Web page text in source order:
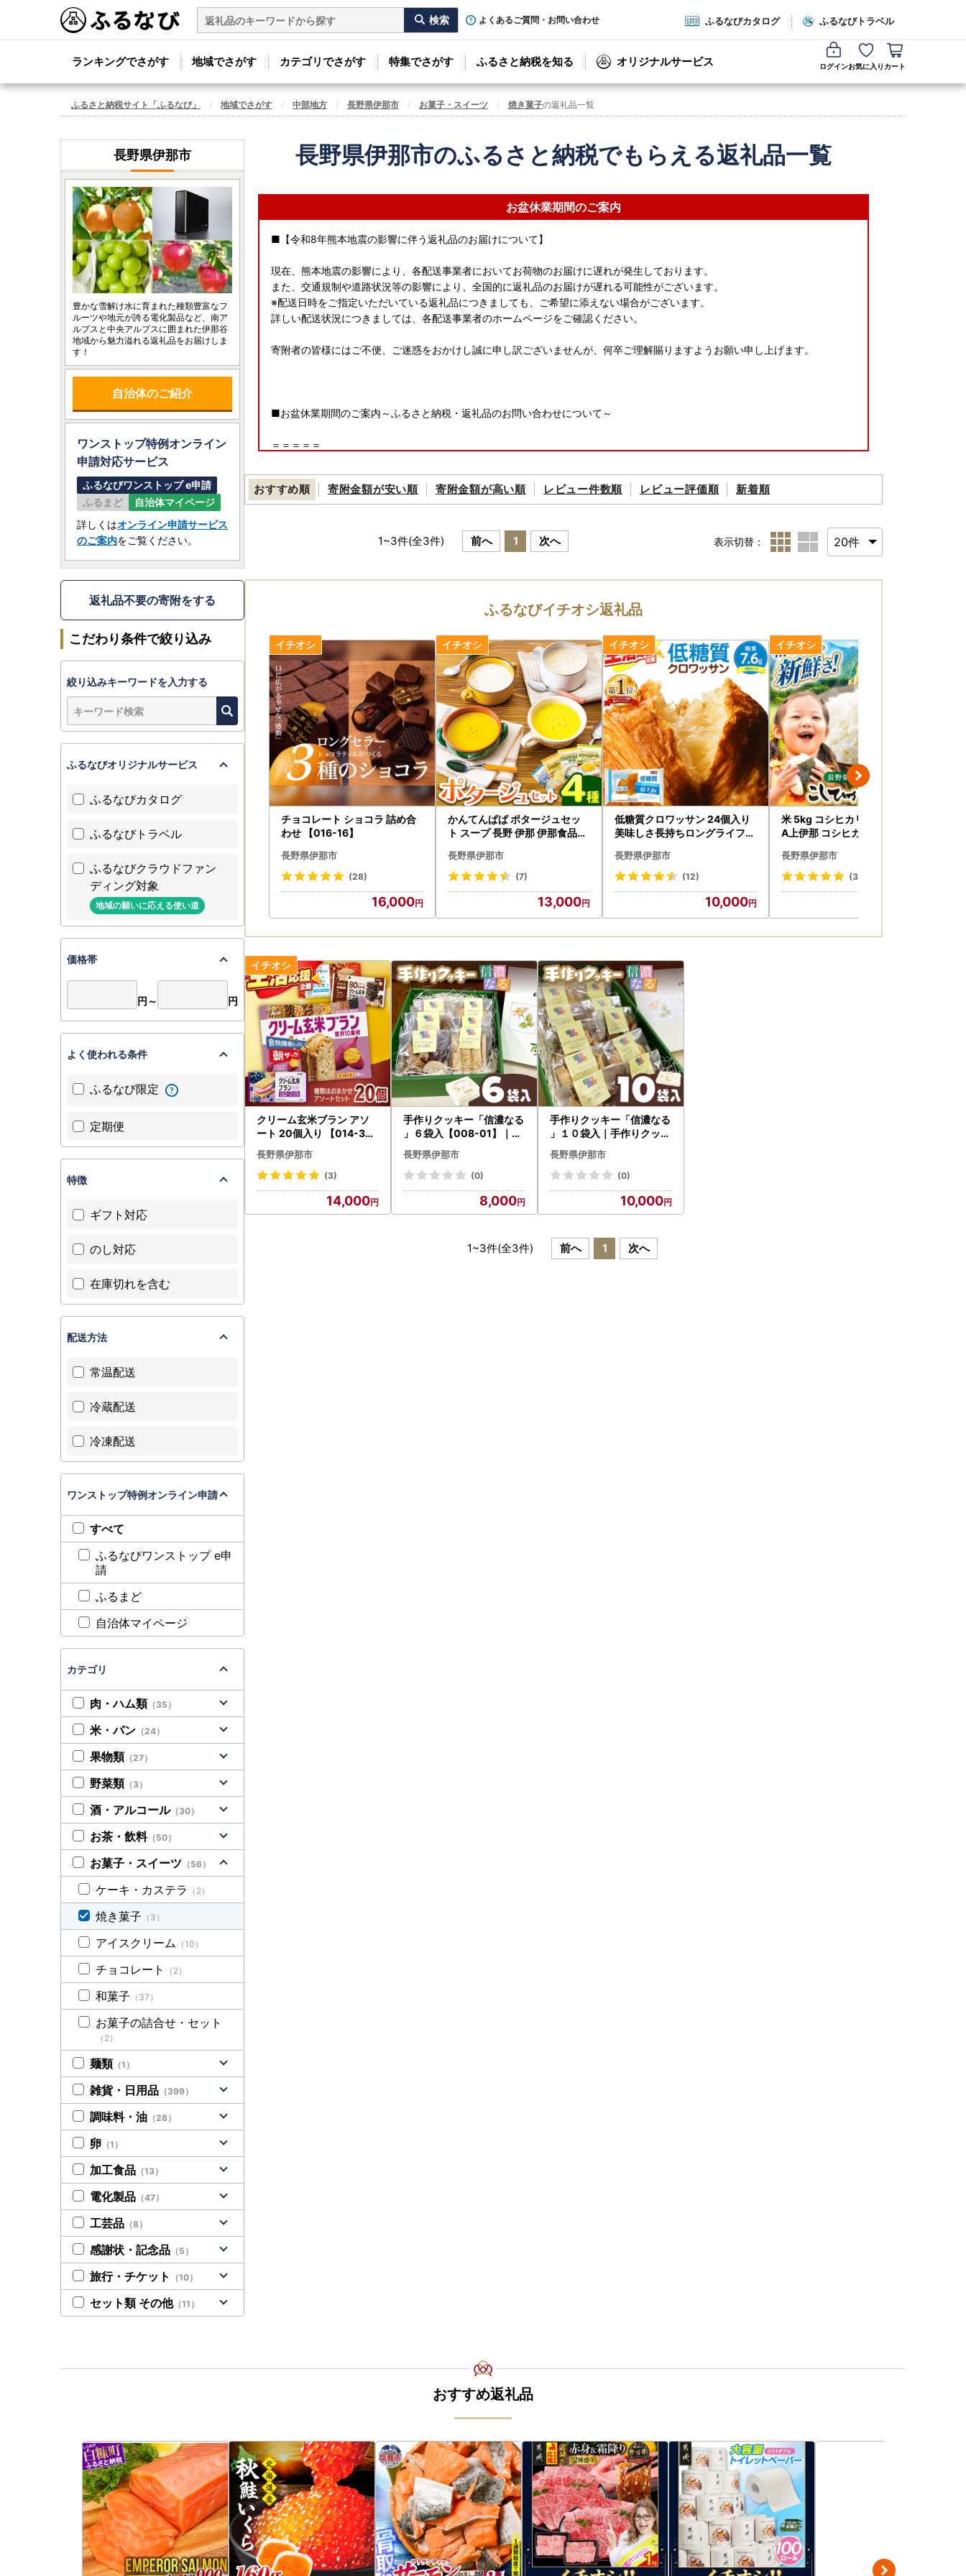
よくあるご質問・お問い合わせ ふるなびカタログ ふるなびトラベル
ランキングでさがす 地域でさがす カテゴリでさがす 特集でさがす ふるさと納税を知る オリジナルサービス ログインお気に入り カート
ふるさと納税サイト「ふるなび」 地域でさがす 中部地方 長野県伊那市 お菓子・スイーツ 焼き菓子の返礼品一覧
長野県伊那市のふるさと納税でもらえる返礼品一覧
お盆休業期間のご案内
■【令和8年熊本地震の影響に伴う返礼品のお届けについて】
現在、熊本地震の影響により、各配送事業者においてお荷物のお届けに遅れが発生しております。
また、交通規制や道路状況等の影響により、全国的に返礼品のお届けが遅れる可能性がございます。
※配送日時をご指定いただいている返礼品につきましても、ご希望に添えない場合がございます。
詳しい配送状況につきましては、各配送事業者のホームページをご確認ください。
寄附者の皆様にはご不便、ご迷惑をおかけし誠に申し訳ございませんが、何卒ご理解賜りますようお願い申し上げます。
■お盆休業期間のご案内～ふるさと納税・返礼品のお問い合わせについて～
＝＝＝＝＝
2026年8月11日（火）～8月16日（日）まで
＝＝＝＝＝
※万が一お届けした返礼品に不備があった際は、お写真をお撮りいただいておきますと幸いです。
おすすめ順 寄附金額が安い順 寄附金額が高い順 レビュー件数順 レビュー評価順 新着順
1~3件(全3件) 前へ 1 次へ 表示切替：
ふるなびイチオシ返礼品
チョコレート ショコラ 詰め合
わせ 【016-16】
長野県伊那市
(28)
16,000
かんてんぱぱ ポタージュセッ
ト スープ 長野 伊那 伊那食品工
長野県伊那市
(7)
13,000
低糖質クロワッサン 24個入り
美味しさ長持ちロングライフパ
長野県伊那市
(12)
10,000
米 5kg コシヒカリ 令和7年産 J
A上伊那 コシヒカリ 今ずり米 5
長野県伊那市
(3)
クリーム玄米ブラン アソ
ート 20個入り 【014-38
長野県伊那市
(3)
14,000
手作りクッキー「信濃なる
」６袋入【008-01】｜手
作りクッキー 信濃なる 伊
那市 長野県産 信州スイー
ツ 焼き菓子 伊那市 長野県
産ふるさと納税
長野県伊那市
(0)
8,000
手作りクッキー「信濃なる
」１０袋入｜手作りクッキ
ー 信濃なる 伊那市 長野県
産 信州スイーツ 焼き菓子
伊那市 長野県産ふるさと
納税 【010-28】
長野県伊那市
(0)
10,000
1~3件(全3件) 前へ 1 次へ
長野県伊那市
豊かな雪解け水に育まれた種類豊富なフ
ルーツや地元が誇る電化製品など、南ア
ルプスと中央アルプスに囲まれた伊那谷
地域から魅力溢れる返礼品をお届けしま
す！
自治体のご紹介
ワンストップ特例オンライン
申請対応サービス
ふるなびワンストップ e申請
ふるまど
自治体マイページ
詳しくはオンライン申請サービス
のご案内をご覧ください。
返礼品不要の寄附をする
こだわり条件で絞り込み
絞り込みキーワードを入力する
ふるなびオリジナルサービス
ふるなびカタログ
ふるなびトラベル
ふるなびクラウドファン
ディング対象
地域の願いに応える使い道
価格帯
円～ 円
よく使われる条件
ふるなび限定
定期便
特徴
ギフト対応
のし対応
在庫切れを含む
配送方法
常温配送
冷蔵配送
冷凍配送
ワンストップ特例オンライン申請
すべて
ふるなびワンストップ e申
請
ふるまど
自治体マイページ
カテゴリ
肉・ハム類 （35）
米・パン （24）
果物類 （27）
野菜類 （3）
酒・アルコール（30）
お茶・飲料（50）
お菓子・スイーツ （56）
ケーキ・カステラ （2）
焼き菓子 （3）
アイスクリーム （10）
チョコレート （2）
和菓子 （37）
お菓子の詰合せ・セット
（2）
麺類 （1）
雑貨・日用品 （399）
調味料・油 （28）
卵 （1）
加工食品 （13）
電化製品 （47）
工芸品 （8）
感謝状・記念品 （5）
旅行・チケット （10）
セット類 その他（11）
おすすめ返礼品